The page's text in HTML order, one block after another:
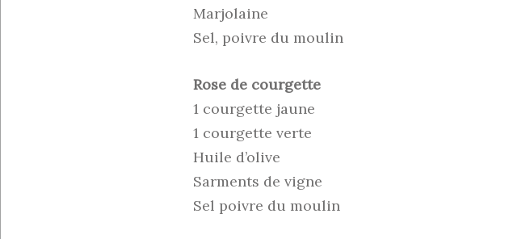
Marjolaine
Sel, poivre du moulin
Rose de courgette
1 courgette jaune
1 courgette verte
Huile d’olive
Sarments de vigne
Sel poivre du moulin